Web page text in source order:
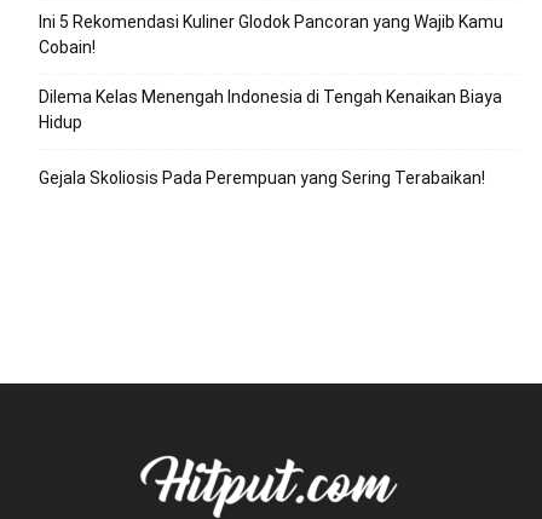
Ini 5 Rekomendasi Kuliner Glodok Pancoran yang Wajib Kamu
Cobain!
Dilema Kelas Menengah Indonesia di Tengah Kenaikan Biaya
Hidup
Gejala Skoliosis Pada Perempuan yang Sering Terabaikan!